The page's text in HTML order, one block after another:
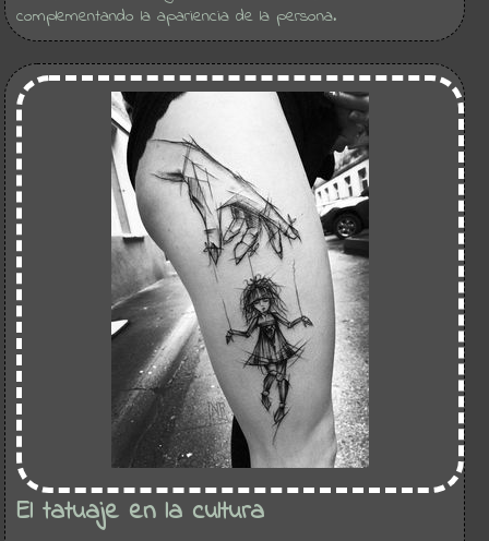
complementando la apariencia de la persona.
El tatuaje en la cultura